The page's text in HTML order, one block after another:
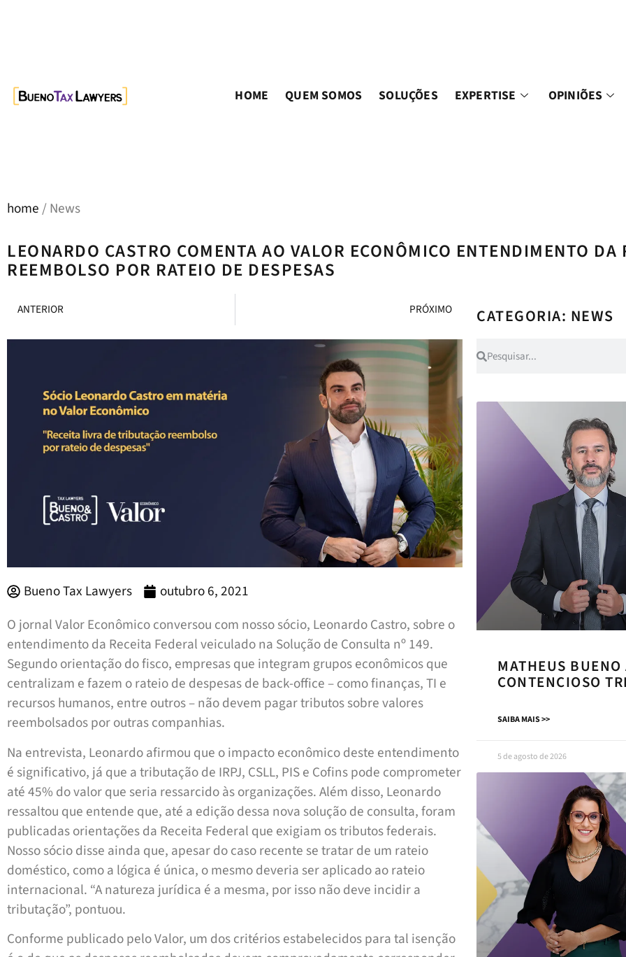
HOME QUEM SOMOS SOLUÇÕES EXPERTISE OPINIÕES
home/ News
LEONARDO CASTRO COMENTA AO VALOR ECONÔMICO ENTENDIMENTO
REEMBOLSO POR RATEIO DE DESPESAS
ANTERIOR PRÓXIMO
Bueno Tax Lawyers
outubro 6, 2021
O jornal Valor Econômico conversou com nosso sócio, Leonardo Castro, sobre o
entendimento da Receita Federal veiculado na Solução de Consulta nº 149.
Segundo orientação do fisco, empresas que integram grupos econômicos que
centralizam e fazem o rateio de despesas de back-office – como finanças, TI e
recursos humanos, entre outros – não devem pagar tributos sobre valores
reembolsados por outras companhias.
Na entrevista, Leonardo afirmou que o impacto econômico deste entendimento
é significativo, já que a tributação de IRPJ, CSLL, PIS e Cofins pode comprometer
até 45% do valor que seria ressarcido às organizações. Além disso, Leonardo
ressaltou que entende que, até a edição dessa nova solução de consulta, foram
publicadas orientações da Receita Federal que exigiam os tributos federais.
Nosso sócio disse ainda que, apesar do caso recente se tratar de um rateio
doméstico, como a lógica é única, o mesmo deveria ser aplicado ao rateio
internacional. “A natureza jurídica é a mesma, por isso não deve incidir a
tributação”, pontuou.
Conforme publicado pelo Valor, um dos critérios estabelecidos para tal isenção
CATEGORIA: NEWS
MATHEUS
CONTENCIOSO
SAIBA MAIS >>
5 de agosto de 2026